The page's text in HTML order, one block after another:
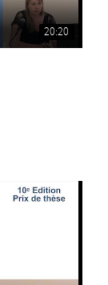
20:20